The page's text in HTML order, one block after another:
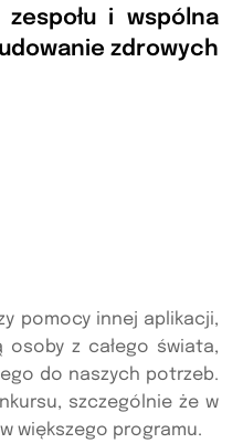
zespołu i wspólna
zdrowych
pomocy innej aplikacji,
osoby z całego świata,
do naszych potrzeb.
szczególnie że w
większego programu.